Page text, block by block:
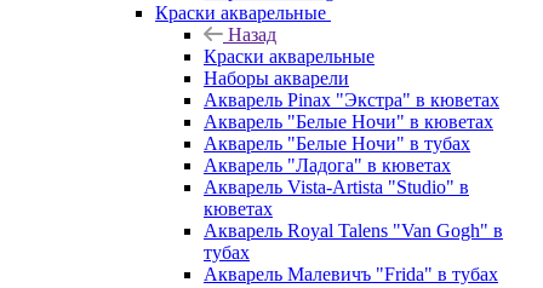
Краски акварельные
Назад
Краски акварельные
Наборы акварели
Акварель Pinax "Экстра" в кюветах
Акварель "Белые Ночи" в кюветах
Акварель "Белые Ночи" в тубах
Акварель "Ладога" в кюветах
Акварель Vista-Artista "Studio" в
кюветах
Акварель Royal Talens "Van Gogh" в
тубах
Акварель Малевичъ "Frida" в тубах